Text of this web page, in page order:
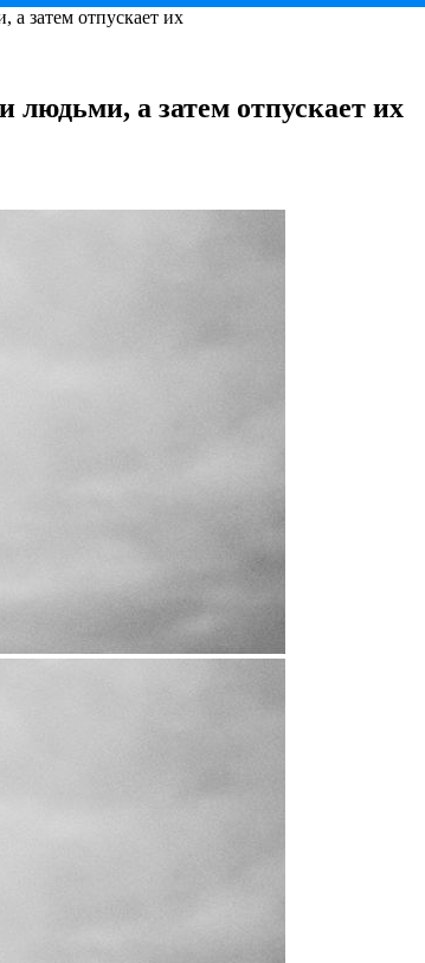
затем отпускает их
людьми, а затем отпускает их